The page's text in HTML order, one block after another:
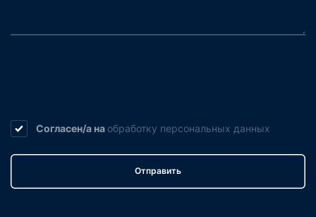
Согласен/а на обработку персональных данных
Отправить